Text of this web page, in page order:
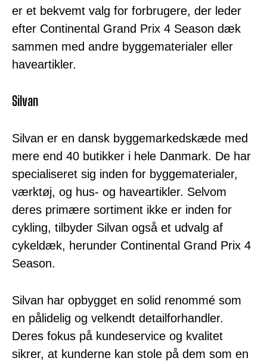
er et bekvemt valg for forbrugere, der leder
efter Continental Grand Prix 4 Season dæk
sammen med andre byggematerialer eller
haveartikler.
Silvan
Silvan er en dansk byggemarkedskæde med
mere end 40 butikker i hele Danmark. De har
specialiseret sig inden for byggematerialer,
værktøj, og hus- og haveartikler. Selvom
deres primære sortiment ikke er inden for
cykling, tilbyder Silvan også et udvalg af
cykeldæk, herunder Continental Grand Prix 4
Season.
Silvan har opbygget en solid renommé som
en pålidelig og velkendt detailforhandler.
Deres fokus på kundeservice og kvalitet
sikrer, at kunderne kan stole på dem som en